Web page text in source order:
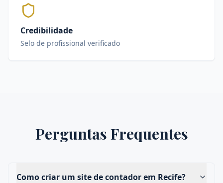
Credibilidade
Selo de profissional verificado
Perguntas Frequentes
Como criar um site de contador em Recife?